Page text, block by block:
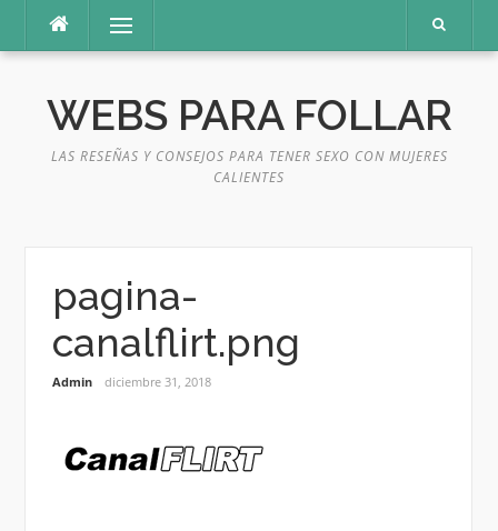
contenido
Menú
WEBS PARA FOLLAR
LAS RESEÑAS Y CONSEJOS PARA TENER SEXO CON MUJERES
CALIENTES
pagina-
canalflirt.png
Admin diciembre 31, 2018